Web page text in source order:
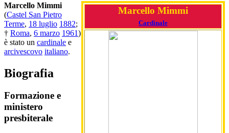
Marcello Mimmi
Cardinale
Marcello Mimmi
(Castel San Pietro
Terme, 18 luglio 1882;
† Roma, 6 marzo 1961)
è stato un cardinale e
arcivescovo italiano.
Biografia
Formazione e
ministero
presbiterale